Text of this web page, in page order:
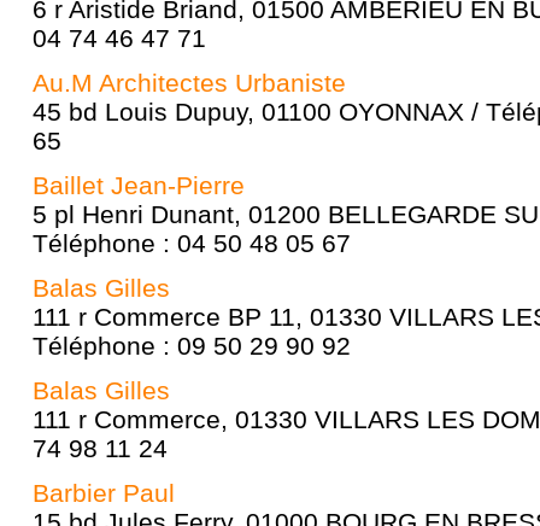
6 r Aristide Briand, 01500 AMBERIEU EN
04 74 46 47 71
Au.M Architectes Urbaniste
45 bd Louis Dupuy, 01100 OYONNAX /
65
Baillet Jean-Pierre
5 pl Henri Dunant, 01200 BELLEGARDE
Téléphone : 04 50 48 05 67
Balas Gilles
111 r Commerce BP 11, 01330 VILLARS
Téléphone : 09 50 29 90 92
Balas Gilles
111 r Commerce, 01330 VILLARS LES
74 98 11 24
Barbier Paul